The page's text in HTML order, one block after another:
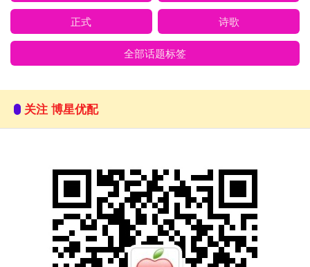
正式 诗歌
全部话题标签
关注 博星优配